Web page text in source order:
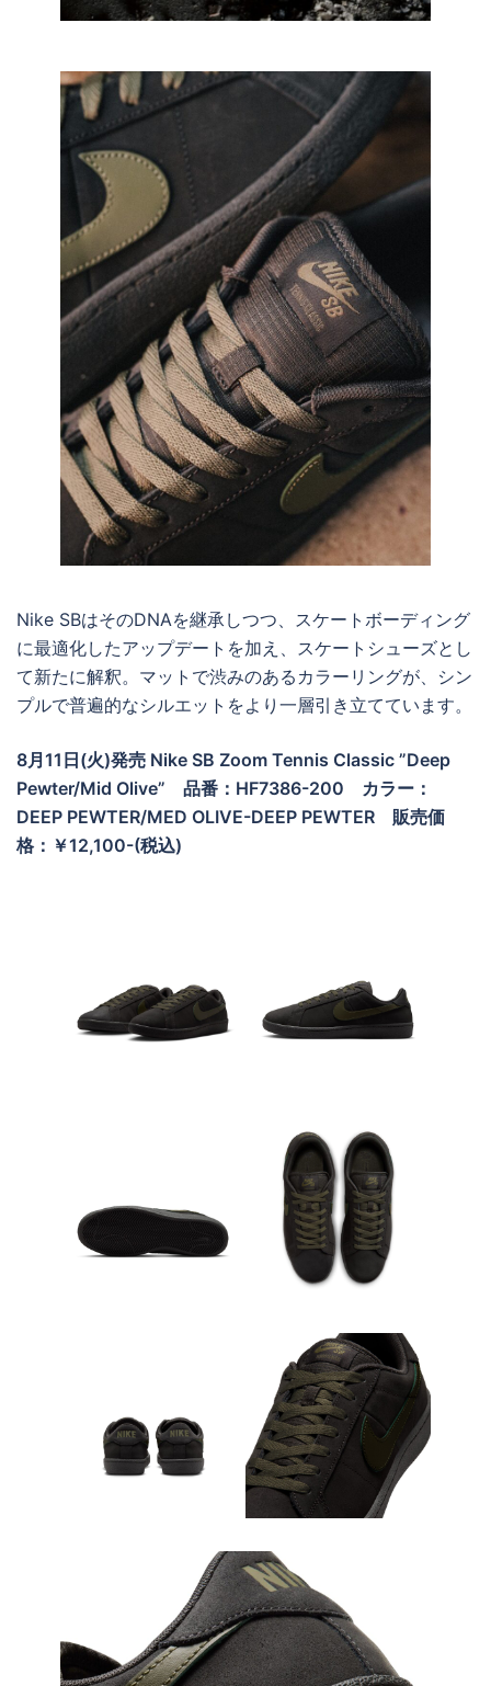
Nike SBはそのDNAを継承しつつ、スケートボーディング
に最適化したアップデートを加え、スケートシューズとし
て新たに解釈。マットで渋みのあるカラーリングが、シン
プルで普遍的なシルエットをより一層引き立てています。
8月11日(火)発売 Nike SB Zoom Tennis Classic ”Deep
Pewter/Mid Olive” 品番：HF7386-200 カラー：
DEEP PEWTER/MED OLIVE-DEEP PEWTER
販売価
格：￥12,100-(税込)